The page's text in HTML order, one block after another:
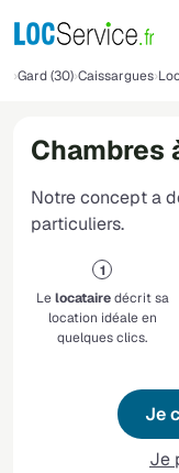
Gard (30) Caissargues
Chambres
Notre concept a
particuliers.
Lelocatairedécrit sa
location idéale en
quelques clics.
Je
Je